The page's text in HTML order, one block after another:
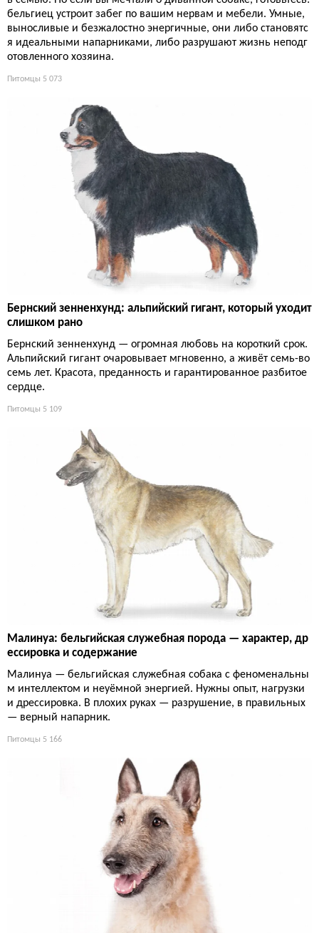
бельгиец устроит забег по вашим нервам и мебели. Умные,
выносливые и безжалостно энергичные, они либо становятс
я идеальными напарниками, либо разрушают жизнь неподг
отовленного хозяина.
Питомцы 5 073
Бернский зенненхунд: альпийский гигант, который уходит
слишком рано
Бернский зенненхунд — огромная любовь на короткий срок.
Альпийский гигант очаровывает мгновенно, а живёт семь-во
семь лет. Красота, преданность и гарантированное разбитое
сердце.
Питомцы 5 109
Малинуа: бельгийская служебная порода — характер, др
ессировка и содержание
Малинуа — бельгийская служебная собака с феноменальны
м интеллектом и неуёмной энергией. Нужны опыт, нагрузки
и дрессировка. В плохих руках — разрушение, в правильных
— верный напарник.
Питомцы 5 166